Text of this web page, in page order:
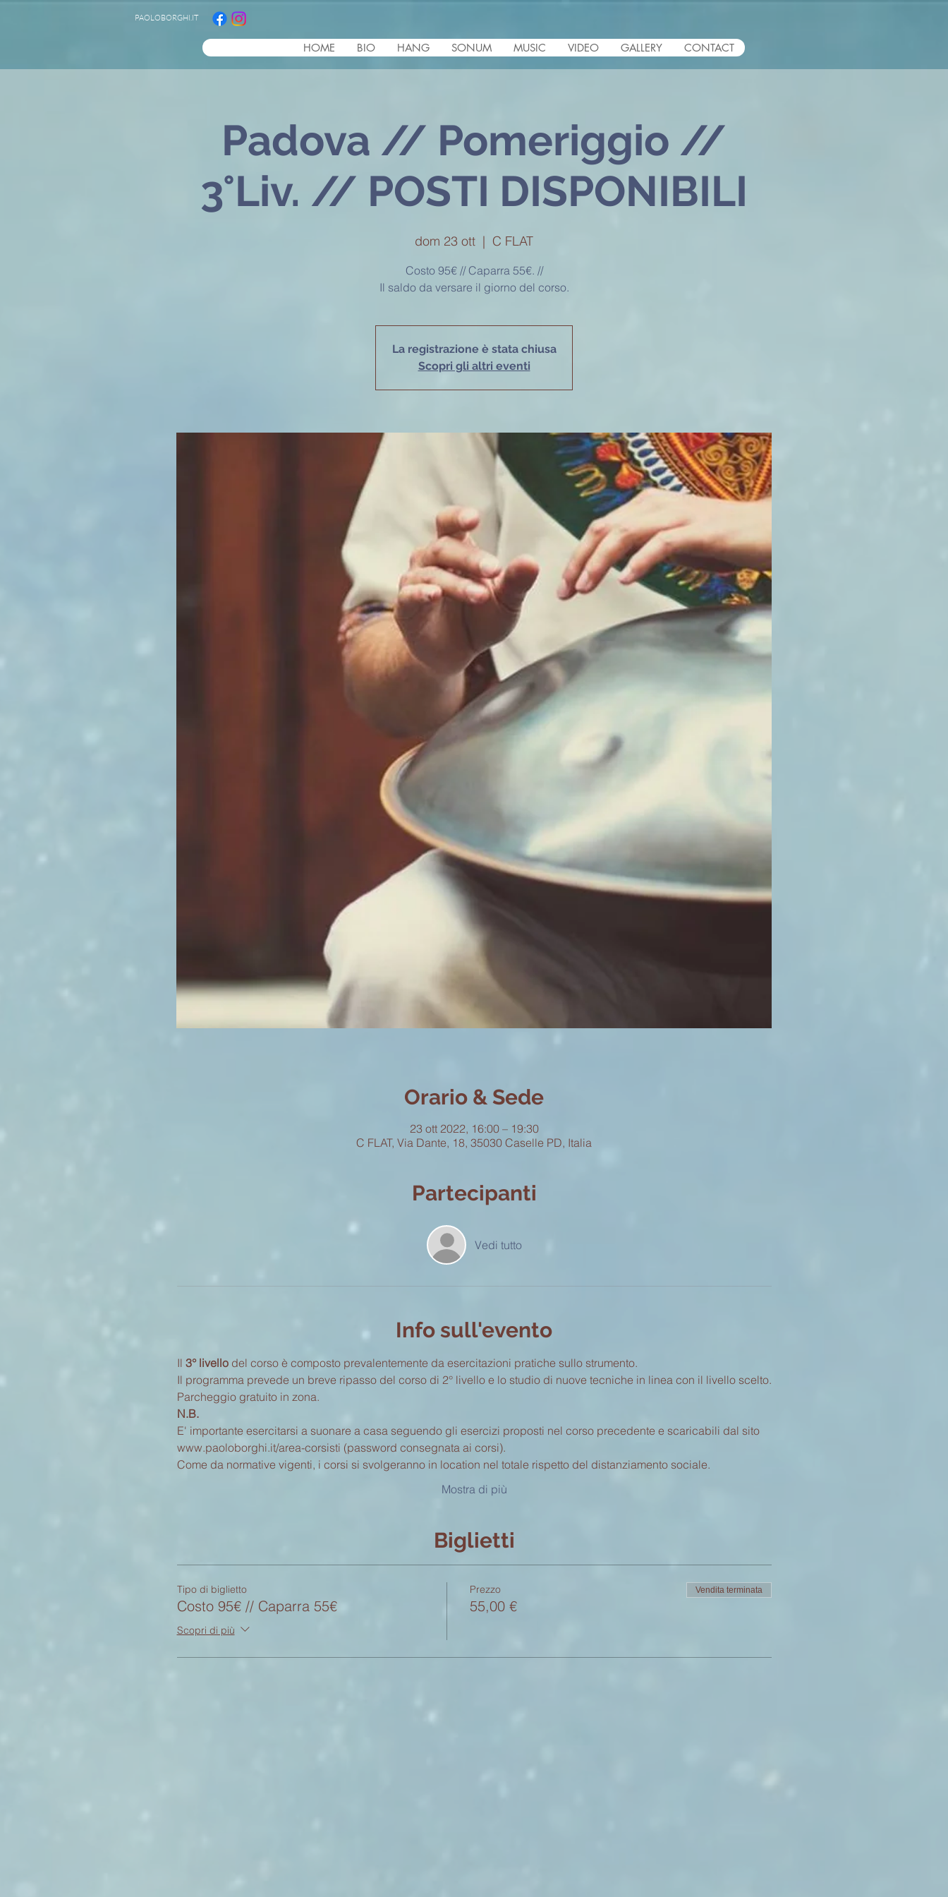
PAOLOBORGHI.IT
HOME BIO HANG SONUM MUSIC VIDEO GALLERY CONTACT
Padova // Pomeriggio //
3°Liv. // POSTI DISPONIBILI
dom 23 ott
  |
C FLAT
Costo 95€ // Caparra 55€. //
La registrazione è stata chiusa
Scopri gli altri eventi
Orario & Sede
23 ott 2022, 16:00 – 19:30
C FLAT, Via Dante, 18, 35030 Caselle PD, Italia
Partecipanti
Vedi tutto
Info sull'evento
Il 3° livello del corso è composto prevalentemente da esercitazioni pratiche sullo strumento.
Il programma prevede un breve ripasso del corso di 2° livello e lo studio di nuove tecniche in linea con il livello scelto.
Parcheggio gratuito in zona.
N.B.
E' importante esercitarsi a suonare a casa seguendo gli esercizi proposti nel corso precedente e scaricabili dal sito
www.paoloborghi.it/area-corsisti (password consegnata ai corsi).
Come da normative vigenti, i corsi si svolgeranno in location nel totale rispetto del distanziamento sociale.
Mostra di più
Biglietti
Tipo di biglietto
Costo 95€ // Caparra 55€
Scopri di più
Prezzo
55,00 €
Vendita terminata